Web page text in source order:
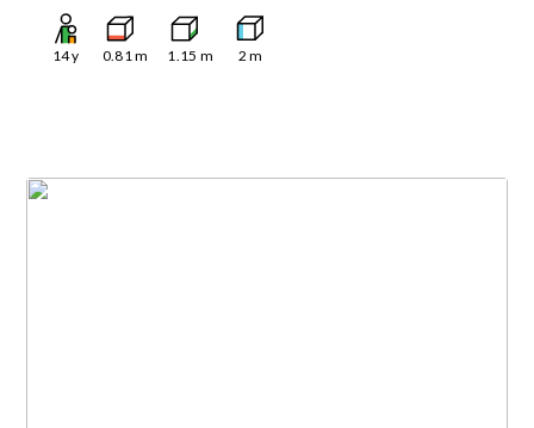
14y 0.81m 1.15 m 2 m